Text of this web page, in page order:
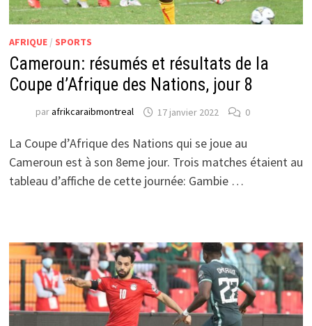
AFRIQUE/ SPORTS
Cameroun: résumés et résultats de la
Coupe d’Afrique des Nations, jour 8
parafrikcaraibmontreal 17 janvier 2022 0
La Coupe d’Afrique des Nations qui se joue au
Cameroun est à son 8eme jour. Trois matches étaient au
tableau d’affiche de cette journée: Gambie …